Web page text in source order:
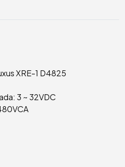
XRE-1 D4825
3 ~ 32VDC